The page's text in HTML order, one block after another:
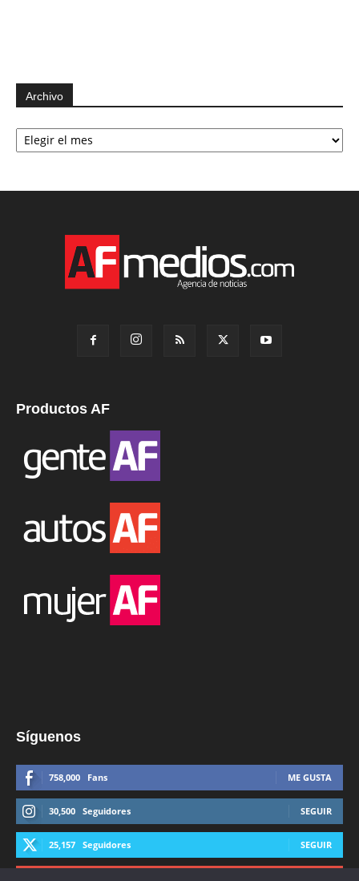
Archivo
Archivo
Productos AF
Síguenos
758,000 Fans ME GUSTA
30,500 Seguidores SEGUIR
25,157 Seguidores SEGUIR